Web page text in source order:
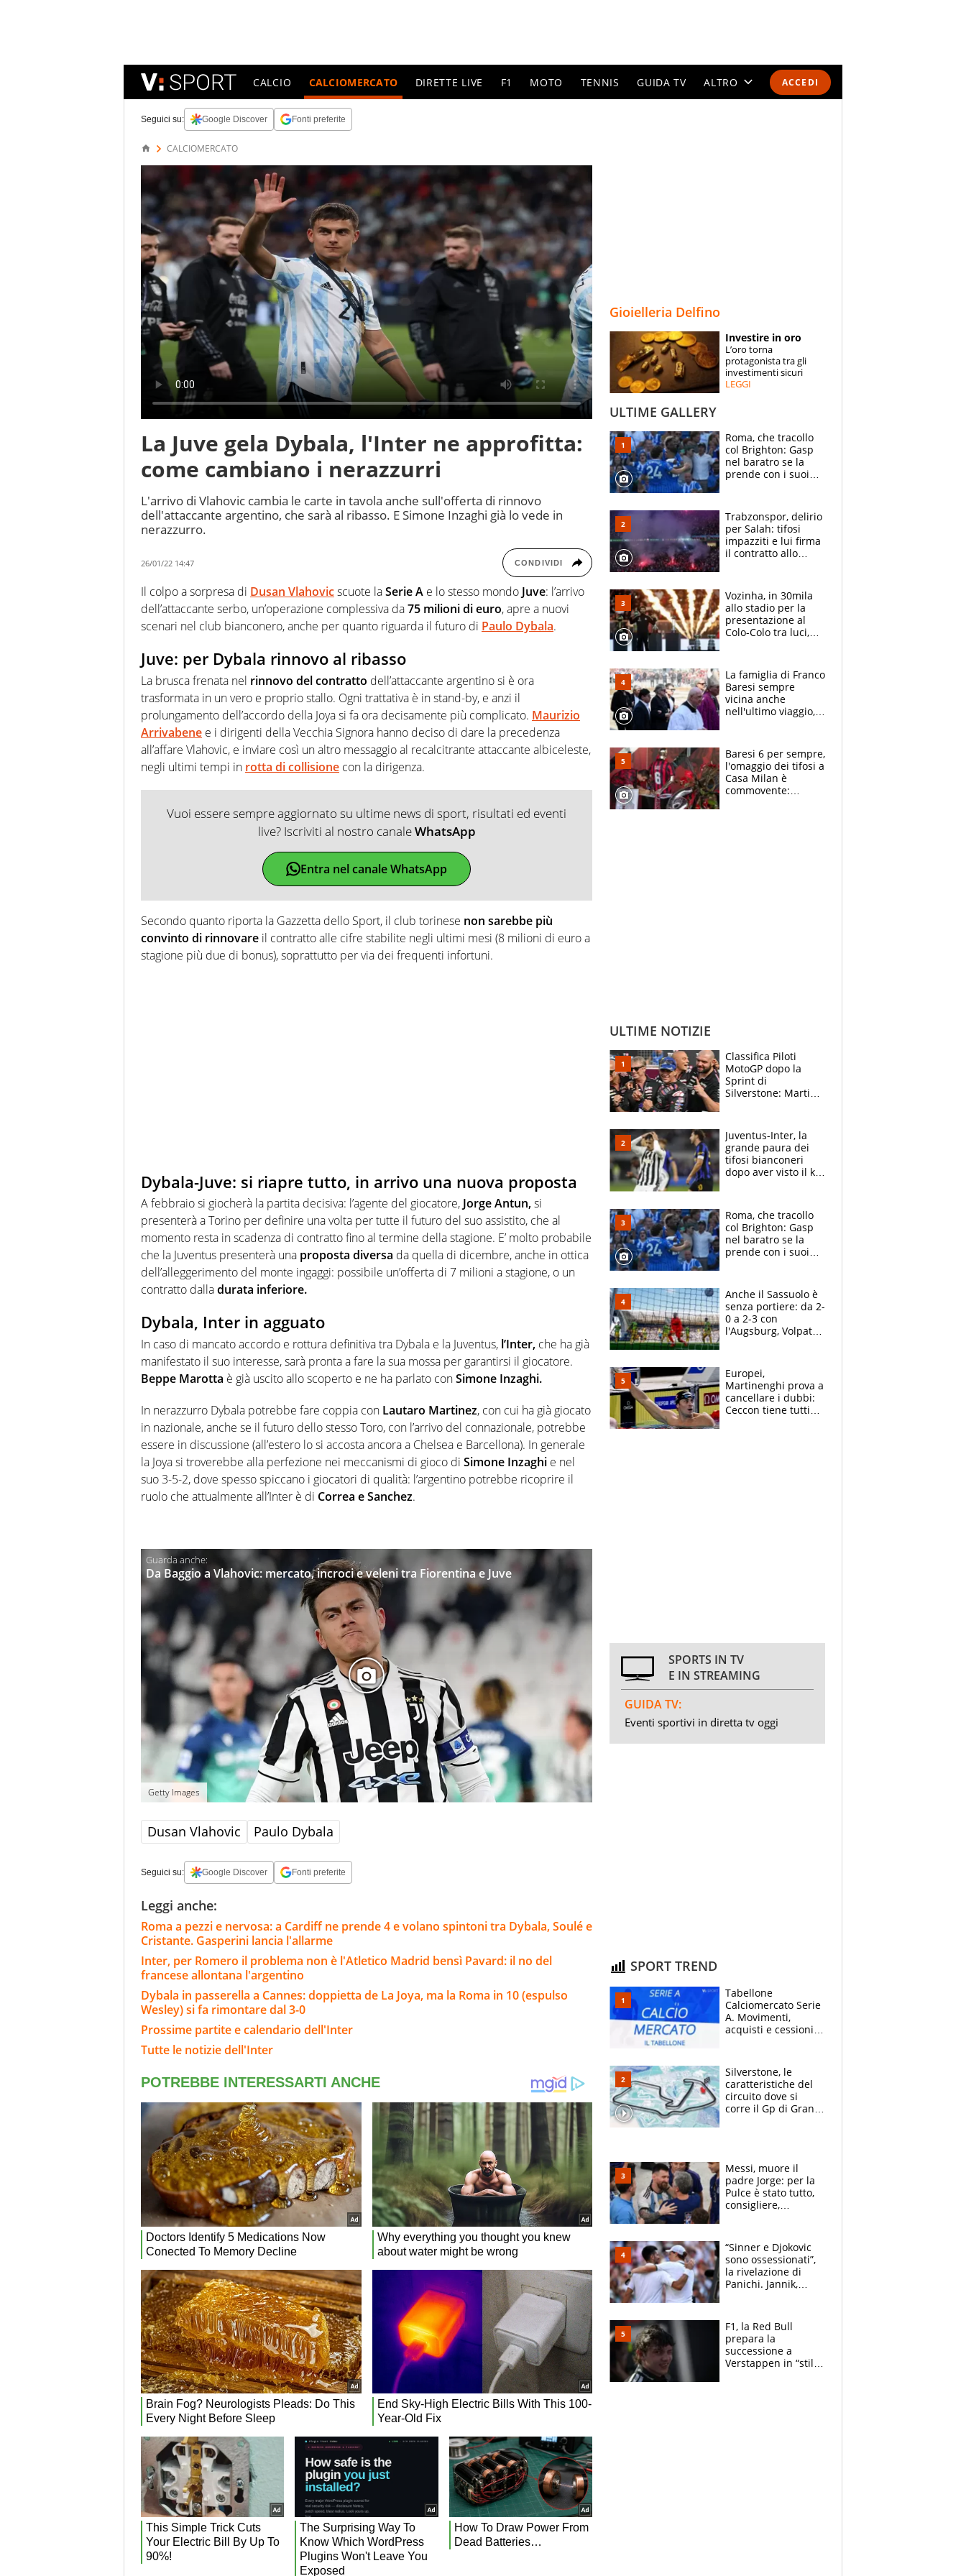
ACCEDI
CALCIO CALCIOMERCATO DIRETTE LIVE F1 MOTO TENNIS GUIDA TV ALTRO
SPECIALI
ESPERTI
Seguici su: Google Discover Fonti preferite
CALCIOMERCATO
La Juve gela Dybala, l'Inter ne approfitta:
come cambiano i nerazzurri
L'arrivo di Vlahovic cambia le carte in tavola anche sull'offerta di rinnovo
dell'attaccante argentino, che sarà al ribasso. E Simone Inzaghi già lo vede in
nerazzurro.
26/01/22 14:47 CONDIVIDI
Il colpo a sorpresa di Dusan Vlahovicscuote laSerie A e lo stesso mondo Juve: l’arrivo
dell’attaccante serbo, un’operazione complessiva da75 milioni di euro, apre a nuovi
scenari nel club bianconero, anche per quanto riguarda il futuro di Paulo Dybala.
Juve: per Dybala rinnovo al ribasso
La brusca frenata nel rinnovo del contratto dell’attaccante argentino si è ora
trasformata in un vero e proprio stallo. Ogni trattativa è in stand-by, e anzi il
prolungamento dell’accordo della Joya si fa ora decisamente più complicato. Maurizio
Arrivabene e i dirigenti della Vecchia Signora hanno deciso di dare la precedenza
all’affare Vlahovic, e inviare così un altro messaggio al recalcitrante attaccante albiceleste,
negli ultimi tempi in rotta di collisione con la dirigenza.
Vuoi essere sempre aggiornato su ultime news di sport, risultati ed eventi
live? Iscriviti al nostro canaleWhatsApp
Entra nel canale WhatsApp
Secondo quanto riporta la Gazzetta dello Sport, il club torinese non sarebbe più
convinto di rinnovare il contratto alle cifre stabilite negli ultimi mesi (8 milioni di euro a
stagione più due di bonus), soprattutto per via dei frequenti infortuni.
Dybala-Juve: si riapre tutto, in arrivo una nuova proposta
A febbraio si giocherà la partita decisiva: l’agente del giocatore, Jorge Antun,si
presenterà a Torino per definire una volta per tutte il futuro del suo assistito, che al
momento resta in scadenza di contratto fino al termine della stagione. E’ molto probabile
che la Juventus presenterà una proposta diversa da quella di dicembre, anche in ottica
dell’alleggerimento del monte ingaggi: possibile un’offerta di 7 milioni a stagione, o un
contratto dalladurata inferiore.
Dybala, Inter in agguato
In caso di mancato accordo e rottura definitiva tra Dybala e la Juventus, l’Inter, che ha già
manifestato il suo interesse, sarà pronta a fare la sua mossa per garantirsi il giocatore.
Beppe Marotta è già uscito allo scoperto e ne ha parlato conSimone Inzaghi.
In nerazzurro Dybala potrebbe fare coppia con Lautaro Martinez, con cui ha già giocato
in nazionale, anche se il futuro dello stesso Toro, con l’arrivo del connazionale, potrebbe
essere in discussione (all’estero lo si accosta ancora a Chelsea e Barcellona). In generale
la Joya si troverebbe alla perfezione nei meccanismi di gioco di Simone Inzaghi e nel
suo 3-5-2, dove spesso spiccano i giocatori di qualità: l’argentino potrebbe ricoprire il
ruolo che attualmente all’Inter è di Correa e Sanchez.
Da Baggio a Vlahovic: mercato, incroci e veleni tra Fiorentina e Juve
Getty Images
Dusan Vlahovic Paulo Dybala
Seguici su: Google Discover Fonti preferite
Leggi anche:
Roma a pezzi e nervosa: a Cardiff ne prende 4 e volano spintoni tra Dybala, Soulé e
Cristante. Gasperini lancia l'allarme
Inter, per Romero il problema non è l'Atletico Madrid bensì Pavard: il no del
francese allontana l'argentino
Dybala in passerella a Cannes: doppietta de La Joya, ma la Roma in 10 (espulso
Wesley) si fa rimontare dal 3-0
Prossime partite e calendario dell'Inter
Tutte le notizie dell'Inter
Gioielleria Delfino
Investire in oro
L’oro torna
protagonista tra gli
investimenti sicuri
LEGGI
ULTIME GALLERY
Roma, che tracollo
col Brighton: Gasp
nel baratro se la
prende con i suoi
Trabzonspor, delirio
per Salah: tifosi
impazziti e lui firma
il contratto allo
Vozinha, in 30mila
allo stadio per la
presentazione al
Colo-Colo tra luci,
La famiglia di Franco
Baresi sempre
vicina anche
nell'ultimo viaggio,
circondati
dall'affetto dei tifosi
Baresi 6 per sempre,
l'omaggio dei tifosi a
Casa Milan è
commovente:
ULTIME NOTIZIE
Classifica Piloti
MotoGP dopo la
Sprint di
Silverstone: Martin
Marquez
Juventus-Inter, la
grande paura dei
tifosi bianconeri
dopo aver visto il ko
Roma, che tracollo
col Brighton: Gasp
nel baratro se la
prende con i suoi
Anche il Sassuolo è
senza portiere: da 2-
0 a 2-3 con
l'Augsburg, Volpato
Europei,
Martinenghi prova a
cancellare i dubbi:
Ceccon tiene tutti
SPORTS IN TV
E IN STREAMING
GUIDA TV:
Eventi sportivi in diretta tv oggi
SPORT TREND
Tabellone
Calciomercato Serie
A. Movimenti,
acquisti e cessioni:
Silverstone, le
caratteristiche del
circuito dove si
corre il Gp di Gran
Messi, muore il
padre Jorge: per la
Pulce è stato tutto,
consigliere,
“Sinner e Djokovic
sono ossessionati”,
la rivelazione di
Panichi. Jannik,
agli US Open
F1, la Red Bull
prepara la
successione a
Verstappen in “stile